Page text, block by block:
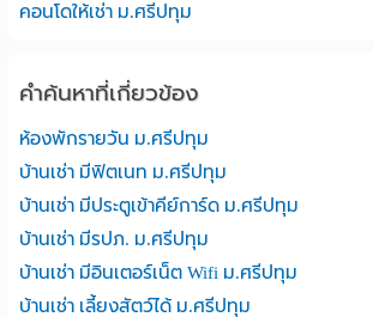
คอนโดให้เช่า ม.ศรีปทุม
คำค้นหาที่เกี่ยวข้อง
ห้องพักรายวัน ม.ศรีปทุม
บ้านเช่า มีฟิตเนท ม.ศรีปทุม
บ้านเช่า มีประตูเข้าคีย์การ์ด ม.ศรีปทุม
บ้านเช่า มีรปภ. ม.ศรีปทุม
บ้านเช่า มีอินเตอร์เน็ต Wifi ม.ศรีปทุม
บ้านเช่า เลี้ยงสัตว์ได้ ม.ศรีปทุม